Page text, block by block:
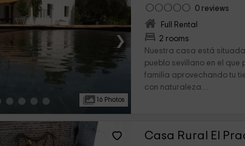
›
16 Photos
0 reviews
Full Rental
2 rooms
Nuestra casa está
pueblo sevillano en el
familia aprovechando tu
con naturaleza....
Casa Rural El